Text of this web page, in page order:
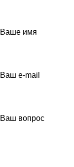
Ваше имя
Ваш e-mail
Ваш вопрос